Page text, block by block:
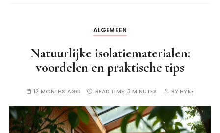
ALGEMEEN
Natuurlijke isolatiematerialen:
voordelen en praktische tips
12 MONTHS AGO READ TIME: 3 MINUTES BYHYKE